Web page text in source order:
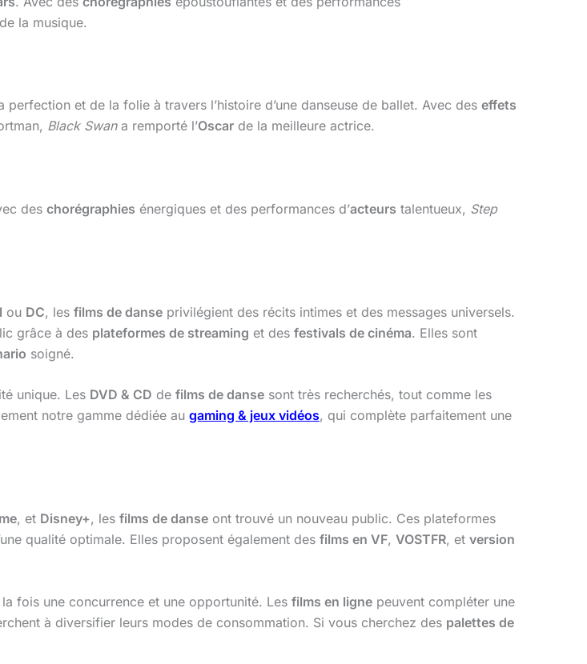
la musique.
et de la folie à travers l’histoire d’une danseuse de ballet. Avec des effets
Black Swana remporté l’Oscar de la meilleure actrice.
des chorégraphies énergiques et des performances d’acteurs talentueux, Step
ou DC, les films de danse privilégient des récits intimes et des messages universels.
grâce à des plateformes de streaming et des festivals de cinéma. Elles sont
soigné.
unique. Les DVD & CD de films de danse sont très recherchés, tout comme les
notre gamme dédiée au gaming & jeux vidéos, qui complète parfaitement une
, et Disney+, les films de danse ont trouvé un nouveau public. Ces plateformes
qualité optimale. Elles proposent également des films en VF, VOSTFR, et version
fois une concurrence et une opportunité. Les films en ligne peuvent compléter une
à diversifier leurs modes de consommation. Si vous cherchez des palettes de